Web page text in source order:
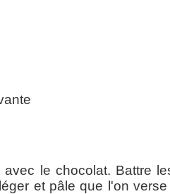
avec le chocolat. Battre
et pâle que l'on